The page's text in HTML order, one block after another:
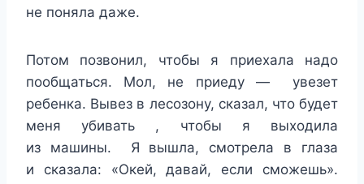
не поняла даже.
Потом позвонил, чтобы я приехала надо
пообщаться. Мол, не приеду — увезет
ребенка. Вывез в лесозону, сказал, что будет
меня убивать , чтобы я выходила
из машины. Я вышла, смотрела в глаза
и сказала: «Окей, давай, если сможешь».